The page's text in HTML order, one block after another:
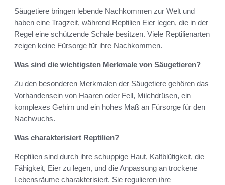
Säugetiere bringen lebende Nachkommen zur Welt und
haben eine Tragzeit, während Reptilien Eier legen, die in der
Regel eine schützende Schale besitzen. Viele Reptilienarten
zeigen keine Fürsorge für ihre Nachkommen.
Was sind die wichtigsten Merkmale von Säugetieren?
Zu den besonderen Merkmalen der Säugetiere gehören das
Vorhandensein von Haaren oder Fell, Milchdrüsen, ein
komplexes Gehirn und ein hohes Maß an Fürsorge für den
Nachwuchs.
Was charakterisiert Reptilien?
Reptilien sind durch ihre schuppige Haut, Kaltblütigkeit, die
Fähigkeit, Eier zu legen, und die Anpassung an trockene
Lebensräume charakterisiert. Sie regulieren ihre